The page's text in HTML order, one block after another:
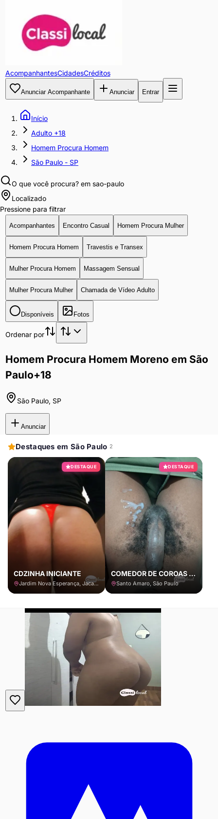
AcompanhantesCidadesCréditos
Anunciar Acompanhante Anunciar Entrar
Início
Adulto +18
Homem Procura Homem
São Paulo - SP
O que você procura? em sao-paulo
Localizado
Pressione para filtrar
Acompanhantes Encontro Casual Homem Procura Mulher
Homem Procura Homem Travestis e Transex
Mulher Procura Homem Massagem Sensual
Mulher Procura Mulher Chamada de Vídeo Adulto
Disponíveis Fotos
Ordenar por
Homem Procura Homem Moreno em São
Paulo+18
São Paulo, SP
Anunciar
Destaques em São Paulo 2
DESTAQUE
CDZINHA INICIANTE
Jardim Nova Esperança, Jacareí
DESTAQUE
COMEDOR DE COROAS E CASADOS COM LOCAL
Santo Amaro, São Paulo